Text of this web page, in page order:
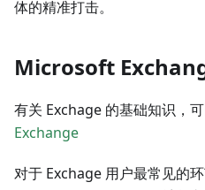
体的精准打击。
Microsoft
有关 Exchage 的基础知识，
Exchange
对于 Exchage 用户最常见的